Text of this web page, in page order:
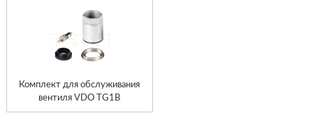
Комплект для обслуживания
вентиля VDO TG1B